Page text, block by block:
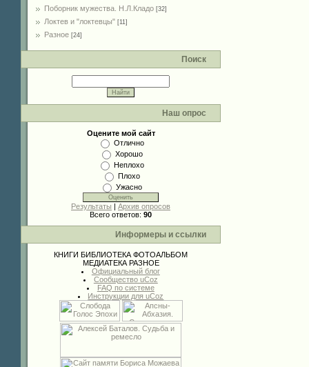
Поборник мужества. Н.Л.Кладо [32]
Локтев и "локтевцы" [11]
Разное [24]
Поиск
Наш опрос
Оцените мой сайт
Отлично
Хорошо
Неплохо
Плохо
Ужасно
Результаты | Архив опросов
Всего ответов: 90
Информеры и ссылки
КНИГИ БИБЛИОТЕКА ФОТОАЛЬБОМ
МЕДИАТЕКА РАЗНОЕ
Официальный блог
Сообщество uCoz
FAQ по системе
Инструкции для uCoz